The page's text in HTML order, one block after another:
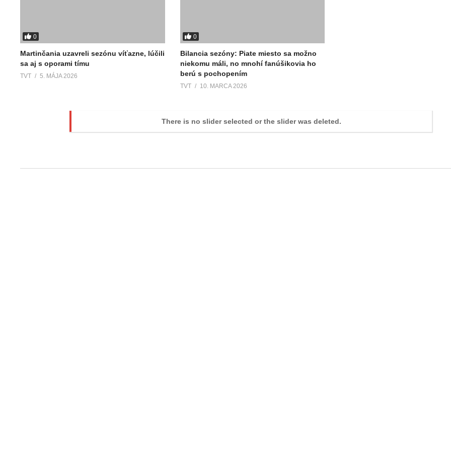
0
Martinčania uzavreli sezónu víťazne, lúčili
sa aj s oporami tímu
TVT 5. MÁJA 2026
0
Bilancia sezóny: Piate miesto sa možno
niekomu máli, no mnohí fanúšikovia ho
berú s pochopením
TVT 10. MARCA 2026
There is no slider selected or the slider was deleted.